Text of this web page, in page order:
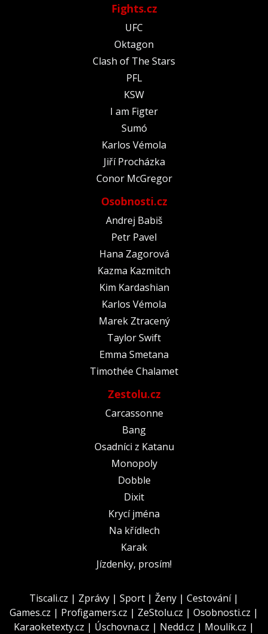
Fights.cz
UFC
Oktagon
Clash of The Stars
PFL
KSW
I am Figter
Sumó
Karlos Vémola
Jiří Procházka
Conor McGregor
Osobnosti.cz
Andrej Babiš
Petr Pavel
Hana Zagorová
Kazma Kazmitch
Kim Kardashian
Karlos Vémola
Marek Ztracený
Taylor Swift
Emma Smetana
Timothée Chalamet
Zestolu.cz
Carcassonne
Bang
Osadníci z Katanu
Monopoly
Dobble
Dixit
Krycí jména
Na křídlech
Karak
Jízdenky, prosím!
Tiscali.cz | Zprávy | Sport | Ženy | Cestování|
Games.cz | Profigamers.cz | ZeStolu.cz | Osobnosti.cz |
Karaoketexty.cz | Úschovna.cz | Nedd.cz | Moulík.cz |